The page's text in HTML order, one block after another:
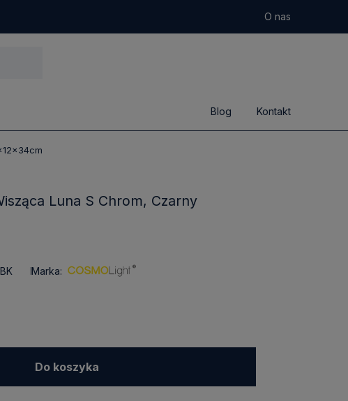
O nas
Blog Kontakt
Luna S Chrom, Czarny
Marka:
Do koszyka